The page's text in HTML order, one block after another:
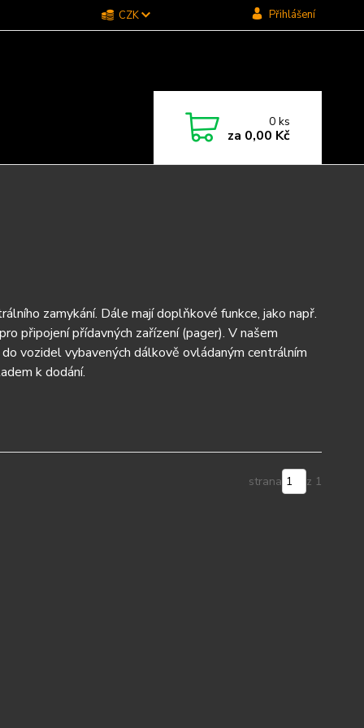
CZK Přihlášení
0ks
za 0,00 Kč
zamykání. Dále mají doplňkové funkce, jako např.
připojení přídavných zařízení (pager). V našem
vozidel vybavených dálkově ovládaným centrálním
k dodání.
strana z 1